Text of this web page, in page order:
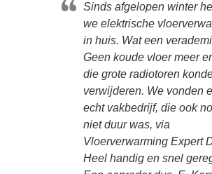
Sinds afgelopen winter
we elektrische
in huis. Wat een
Geen koude vloer meer
die grote radiotoren
verwijderen. We vonden
echt vakbedrijf, die ook
niet duur was, via
Vloerverwarming Expert
Heel handig en snel